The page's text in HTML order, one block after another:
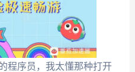
程序员，我太懂那种打开